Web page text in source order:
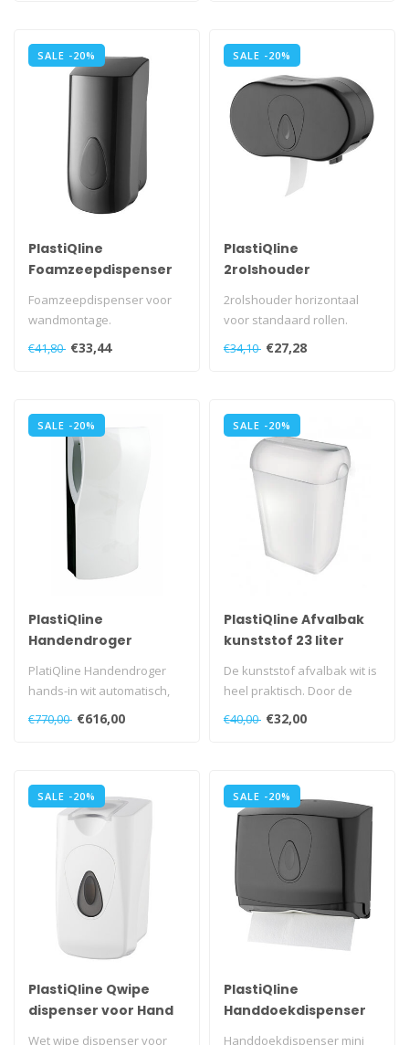
SALE -20%
PlastiQline
Foamzeepdispenser
900 ml kunststof
zwart navulbaar
Foamzeepdispenser voor
wandmontage.
Met push cover voor het
doseren van de vulg..
€41,80 €33,44
SALE -20%
PlastiQline
2rolshouder
kunststof zwart
(standaard)
2rolshouder horizontaal
voor standaard rollen.
Voor wandmontage.
Met slot en P..
€34,10 €27,28
SALE -20%
PlastiQline
Handendroger
automatisch
PlatiQline Handendroger
hands-in wit automatisch,
€770,00 €616,00
SALE -20%
PlastiQline Afvalbak
kunststof 23 liter
De kunststof afvalbak wit is
heel praktisch. Door de
opening van de half open
€40,00 €32,00
SALE -20%
PlastiQline Qwipe
dispenser voor Hand
& Surface kunststof
Wet wipe dispenser voor
SALE -20%
PlastiQline
Handdoekdispenser
mini kunststof zwart
Handdoekdispenser mini